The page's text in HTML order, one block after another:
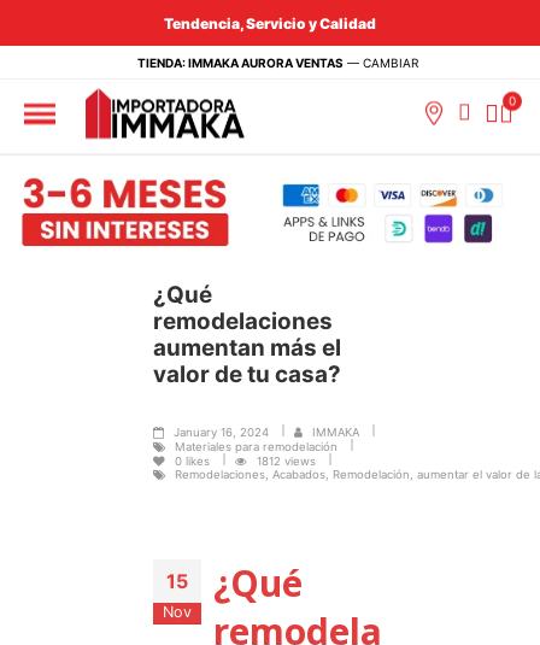
Tendencia, Servicio y Calidad
TIENDA: IMMAKA AURORA VENTAS — CAMBIAR
¿Qué
remodelaciones
aumentan más el
valor de tu casa?
January 16, 2024
IMMAKA
Materiales para remodelación
0 likes
1812 views
Remodelaciones, Acabados, Remodelación, aumentar el valor de
15
Nov
¿Qué
remodela